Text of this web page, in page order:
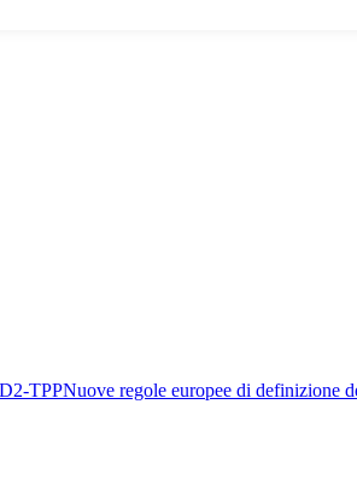
TPPNuove regole europee di definizione